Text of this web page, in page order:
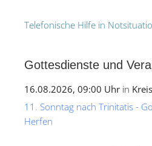
Telefonische Hilfe in
Gottesdienste und
16.08.2026, 09:00 Uhr in
11. Sonntag nach Trinitatis -
Herfen